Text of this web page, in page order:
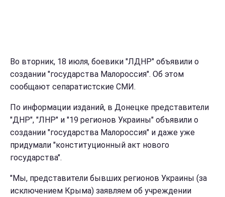
Во вторник, 18 июля, боевики "ЛДНР" объявили о
создании "государства Малороссия". Об этом
сообщают сепаратистские СМИ.
По информации изданий, в Донецке представители
"ДНР", "ЛНР" и "19 регионов Украины" объявили о
создании "государства Малороссия" и даже уже
придумали "конституционный акт нового
государства".
"Мы, представители бывших регионов Украины (за
исключением Крыма) заявляем об учреждении